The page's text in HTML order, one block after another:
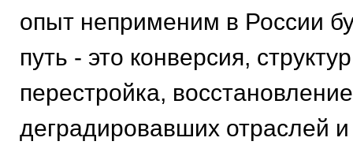
опыт неприменим в России
путь - это конверсия,
перестройка, восстановление
деградировавших отраслей и